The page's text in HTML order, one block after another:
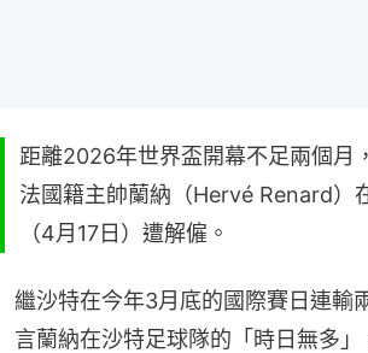
距離2026年世界盃開幕不足兩個月
法國籍主帥蘭納（Hervé Renard）
（4月17日）遭解僱。
繼沙特在今年3月底的國際賽日連輸
言蘭納在沙特足球隊的「時日無多